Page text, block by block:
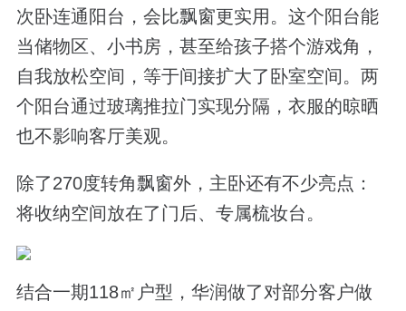
次卧连通阳台，会比飘窗更实用。这个阳台能
当储物区、小书房，甚至给孩子搭个游戏角，
自我放松空间，等于间接扩大了卧室空间。两
个阳台通过玻璃推拉门实现分隔，衣服的晾晒
也不影响客厅美观。
除了270度转角飘窗外，主卧还有不少亮点：
将收纳空间放在了门后、专属梳妆台。
结合一期118㎡户型，华润做了对部分客户做